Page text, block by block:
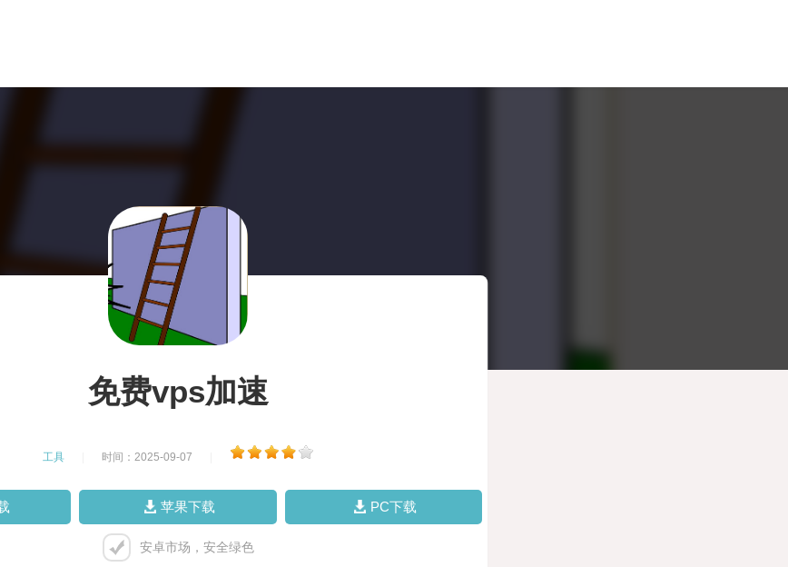
免费vps加速
工具 时间：2025-09-07
苹果下载 PC下载
安卓市场，安全绿色